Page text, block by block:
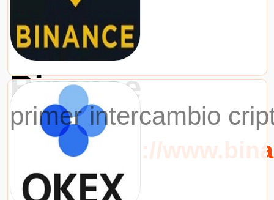
Binance
primer intercambio
URL：https://